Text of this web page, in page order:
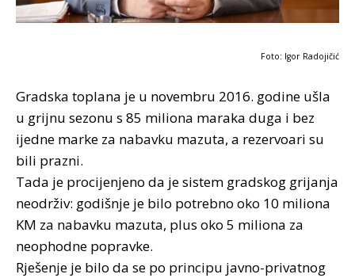
Foto: Igor Radojičić
Gradska toplana je u novembru 2016. godine ušla
u grijnu sezonu s 85 miliona maraka duga i bez
ijedne marke za nabavku mazuta, a rezervoari su
bili prazni.
Tada je procijenjeno da je sistem gradskog grijanja
neodrživ: godišnje je bilo potrebno oko 10 miliona
KM za nabavku mazuta, plus oko 5 miliona za
neophodne popravke.
Rješenje je bilo da se po principu javno-privatnog